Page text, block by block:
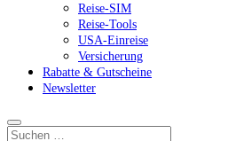
Reise-SIM
Reise-Tools
USA-Einreise
Versicherung
Rabatte & Gutscheine
Newsletter
Suchen